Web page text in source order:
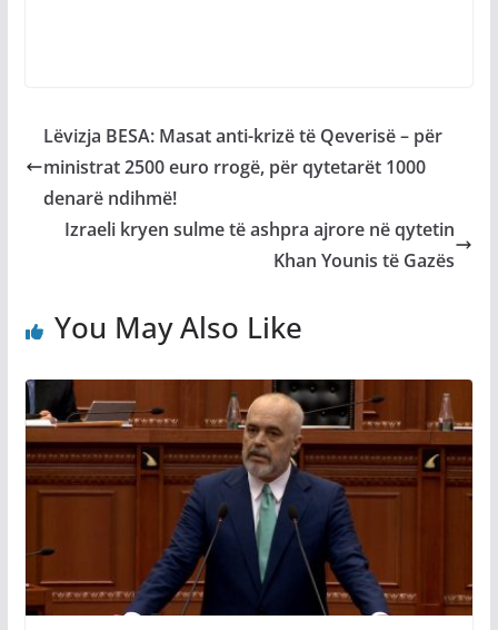
Lëvizja BESA: Masat anti-krizë të Qeverisë – për
ministrat 2500 euro rrogë, për qytetarët 1000
denarë ndihmë!
Izraeli kryen sulme të ashpra ajrore në qytetin
Khan Younis të Gazës
You May Also Like